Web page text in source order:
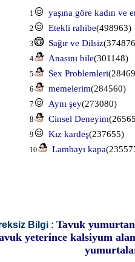
1 yaşına göre kadın ve
2 Etekli rahibe(498963)
3 Sağır ve Dilsiz
4 Anasını bile(301148)
5 Sex Problemleri
6 memelerim(284560)
7 Aynı şey(273080)
8 Cinsel Deneyim
9 Kız kardeş(237655)
10 Lambayı kapa
Bilgi : Tavuk
yeterince kalsiyum